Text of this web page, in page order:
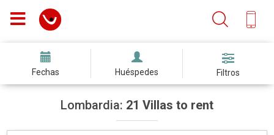
Fechas Huéspedes Filtros
Lombardia: 21 Villas to rent